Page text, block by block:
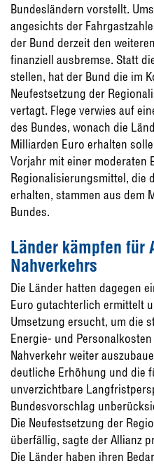
Bundesländern vorstellt.
angesichts der
der Bund derzeit den
finanziell ausbremse. Statt
stellen, hat der Bund die im
Neufestsetzung der
vertagt. Flege verwies auf
des Bundes, wonach die
Milliarden Euro erhalten
Vorjahr mit einer moderaten
Regionalisierungsmittel, die
erhalten, stammen aus dem
Bundes.
Länder kämpfen für
Nahverkehrs
Die Länder hatten dagegen
Euro gutachterlich ermittelt
Umsetzung ersucht, um die
Energie- und
Nahverkehr weiter
deutliche Erhöhung und die
unverzichtbare
Bundesvorschlag
Die Neufestsetzung der
überfällig, sagte der Allianz
Die Länder haben ihren